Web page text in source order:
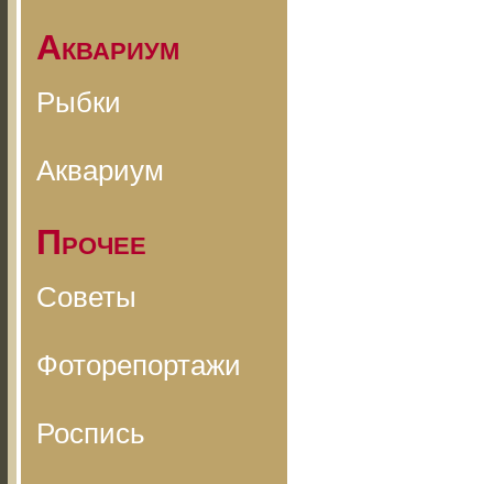
Аквариум
Рыбки
Аквариум
Прочее
Советы
Фоторепортажи
Роспись